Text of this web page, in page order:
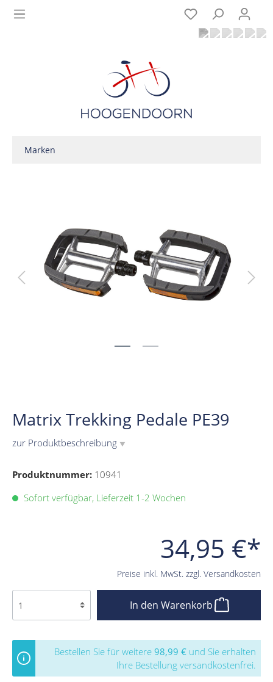
Marken
Matrix Trekking Pedale PE39
zur Produktbeschreibung ▼
Produktnummer: 10941
34,95 €*
Preise inkl. MwSt. zzgl. Versandkosten
Sofort verfügbar, Lieferzeit 1-2 Wochen
In den Warenkorb
Bestellen Sie für weitere 98,99 € und Sie erhalten
Ihre Bestellung versandkostenfrei.